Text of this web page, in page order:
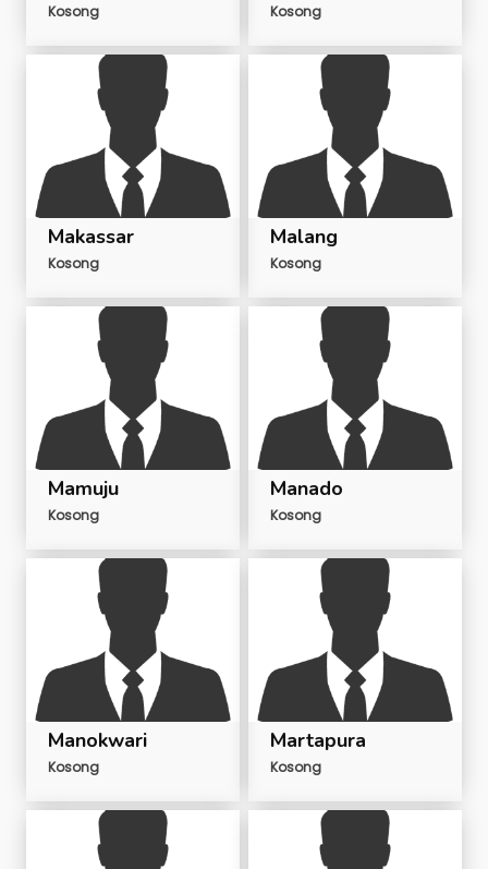
Kosong Kosong
Makassar
Kosong
Malang
Kosong
Mamuju
Kosong
Manado
Kosong
Manokwari
Kosong
Martapura
Kosong